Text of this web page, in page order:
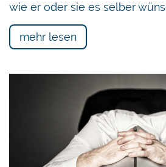
wie er oder sie es selber
mehr lesen